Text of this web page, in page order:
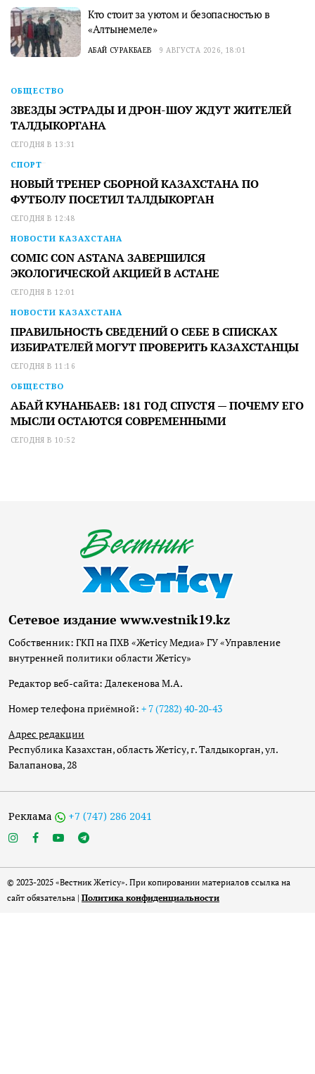
Кто стоит за уютом и безопасностью в
«Алтынемеле»
АБАЙ СУРАКБАЕВ 9 АВГУСТА 2026, 18:01
ОБЩЕСТВО
ЗВЕЗДЫ ЭСТРАДЫ И ДРОН-ШОУ ЖДУТ ЖИТЕЛЕЙ
ТАЛДЫКОРГАНА
СЕГОДНЯ В 13:31
СПОРТ
НОВЫЙ ТРЕНЕР СБОРНОЙ КАЗАХСТАНА ПО
ФУТБОЛУ ПОСЕТИЛ ТАЛДЫКОРГАН
СЕГОДНЯ В 12:48
НОВОСТИ КАЗАХСТАНА
COMIC CON ASTANA ЗАВЕРШИЛСЯ
ЭКОЛОГИЧЕСКОЙ АКЦИЕЙ В АСТАНЕ
СЕГОДНЯ В 12:01
НОВОСТИ КАЗАХСТАНА
ПРАВИЛЬНОСТЬ СВЕДЕНИЙ О СЕБЕ В СПИСКАХ
ИЗБИРАТЕЛЕЙ МОГУТ ПРОВЕРИТЬ КАЗАХСТАНЦЫ
СЕГОДНЯ В 11:16
ОБЩЕСТВО
АБАЙ КУНАНБАЕВ: 181 ГОД СПУСТЯ — ПОЧЕМУ ЕГО
МЫСЛИ ОСТАЮТСЯ СОВРЕМЕННЫМИ
СЕГОДНЯ В 10:52
Сетевое издание www.vestnik19.kz
Собственник: ГКП на ПХВ «Жетісу Медиа» ГУ «Управление
внутренней политики области Жетісу»
Редактор веб-сайта: Далекенова М.А.
Номер телефона приёмной: + 7 (7282) 40-20-43
Адрес редакции
Республика Казахстан, область Жетісу, г. Талдыкорган, ул.
Балапанова, 28
Реклама +7 (747) 286 2041
© 2023-2025 «Вестник Жетісу». При копировании материалов ссылка на
сайт обязательна | Политика конфиденциальности